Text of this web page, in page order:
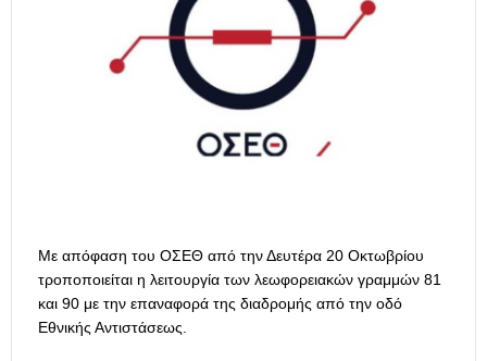
Με απόφαση του ΟΣΕΘ από την Δευτέρα 20 Οκτωβρίου
τροποποιείται η λειτουργία των λεωφορειακών γραμμών 81
και 90 με την επαναφορά της διαδρομής από την οδό
Εθνικής Αντιστάσεως.